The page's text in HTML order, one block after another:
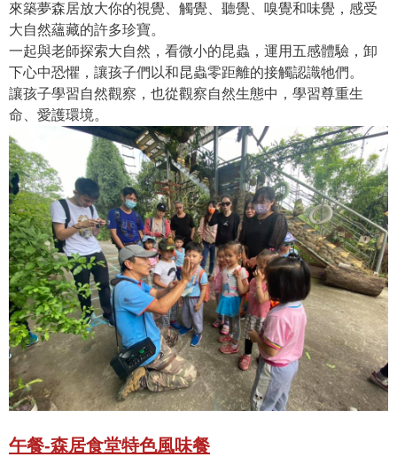
來築夢森居放大你的視覺、觸覺、聽覺、嗅覺和味覺，感受
大自然蘊藏的許多珍寶。
一起與老師探索大自然，看微小的昆蟲，運用五感體驗，卸
下心中恐懼，讓孩子們以和昆蟲零距離的接觸認識牠們。
讓孩子學習自然觀察，也從觀察自然生態中，學習尊重生
命、愛護環境。
午餐-森居食堂特色風味餐